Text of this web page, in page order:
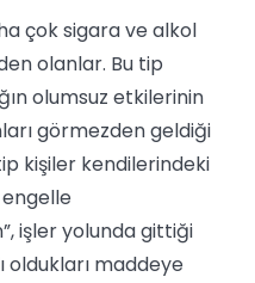
çok sigara ve alkol
olanlar. Bu tip
olumsuz etkilerinin
görmezden geldiği
kişiler kendilerindeki
engelle
işler yolunda gittiği
oldukları maddeye